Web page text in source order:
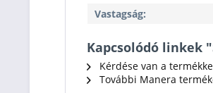
Vastagság:
Kapcsolódó linkek
Kérdése van a
További Manera